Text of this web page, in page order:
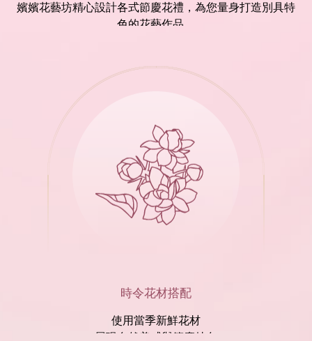
嬪嬪花藝坊精心設計各式節慶花禮，為您量身打造別具特
色的花藝作品。
時令花材搭配
使用當季新鮮花材
展現自然美感與節慶特色